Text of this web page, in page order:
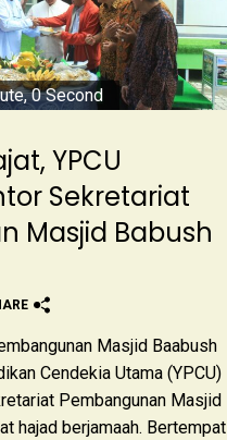
0 Second
YPCU
Sekretariat
Masjid Babush
Masjid Baabush
Cendekia Utama (YPCU)
Pembangunan Masjid
hajad berjamaah. Bertempat